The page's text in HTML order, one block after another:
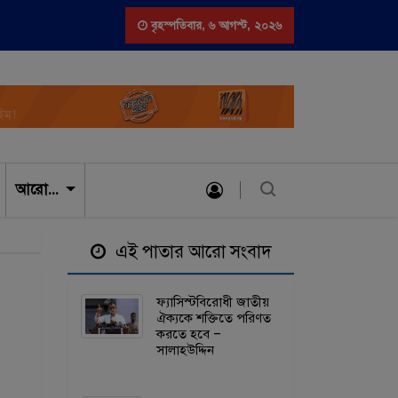
বিরোধীদের বিভেদ পতিত স্বৈরাচার ও তার দোসরদের লাভবান করবে – খেলাফত
বৃহস্পতিবার,৬ আগস্ট, ২০২৬
আরো…
এই পাতার আরো সংবাদ
ফ্যাসিস্টবিরোধী জাতীয়
ঐক্যকে শক্তিতে পরিণত
করতে হবে –
সালাহউদ্দিন